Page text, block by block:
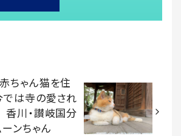
ちゃん猫を住
は寺の愛され
川・讃岐国分
ンちゃん